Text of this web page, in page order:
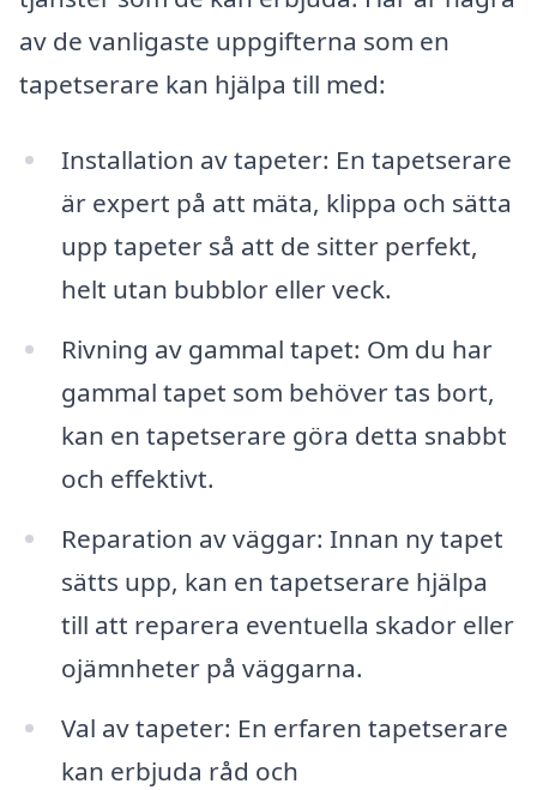
av de vanligaste uppgifterna som en
tapetserare kan hjälpa till med:
Installation av tapeter: En tapetserare
är expert på att mäta, klippa och sätta
upp tapeter så att de sitter perfekt,
helt utan bubblor eller veck.
Rivning av gammal tapet: Om du har
gammal tapet som behöver tas bort,
kan en tapetserare göra detta snabbt
och effektivt.
Reparation av väggar: Innan ny tapet
sätts upp, kan en tapetserare hjälpa
till att reparera eventuella skador eller
ojämnheter på väggarna.
Val av tapeter: En erfaren tapetserare
kan erbjuda råd och